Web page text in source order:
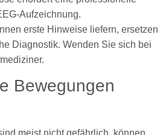
Aufzeichnung.
erste Hinweise liefern, ersetzen
Diagnostik. Wenden Sie sich bei
Bewegungen
meist nicht gefährlich, können